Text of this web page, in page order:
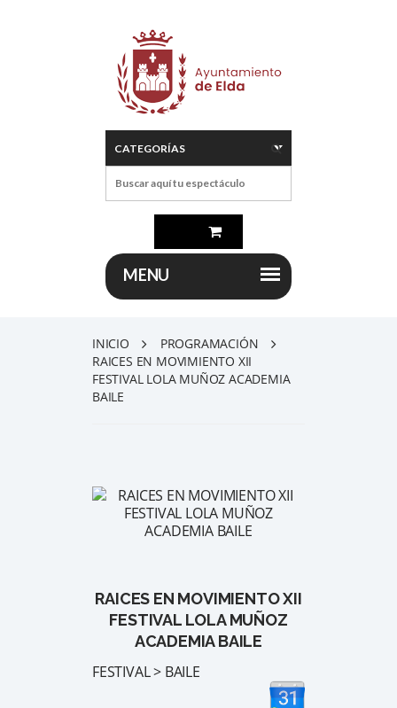
INICIO
PROGRAMACIÓN
RAICES EN MOVIMIENTO XII
FESTIVAL LOLA MUÑOZ ACADEMIA
BAILE
RAICES EN MOVIMIENTO XII
FESTIVAL LOLA MUÑOZ
ACADEMIA BAILE
FESTIVAL > BAILE